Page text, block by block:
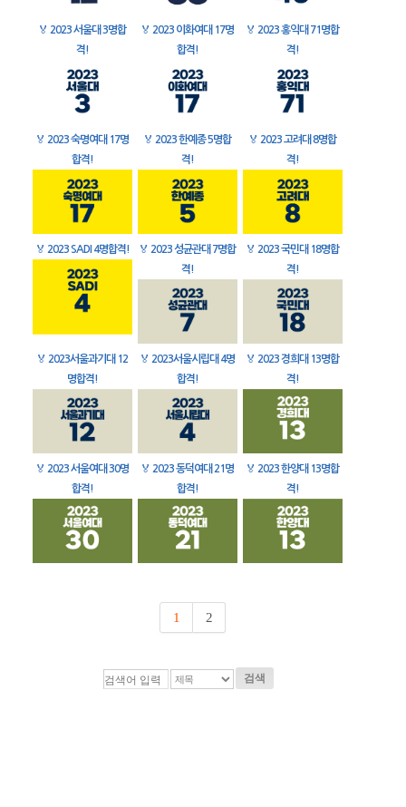
🏅 2023 서울대 3명합
격!
🏅 2023 이화여대 17명
합격!
🏅 2023 홍익대 71명합
격!
🏅 2023 숙명여대 17명
합격!
🏅 2023 한예종 5명합
격!
🏅 2023 고려대 8명합
격!
🏅 2023 SADI 4명합격! 🏅 2023 성균관대 7명합
격!
🏅 2023 국민대 18명합
격!
🏅 2023서울과기대 12
명합격!
🏅 2023서울시립대 4명
합격!
🏅 2023 경희대 13명합
격!
🏅 2023 서울여대 30명
합격!
🏅 2023 동덕여대 21명
합격!
🏅 2023 한양대 13명합
격!
1 2
검색